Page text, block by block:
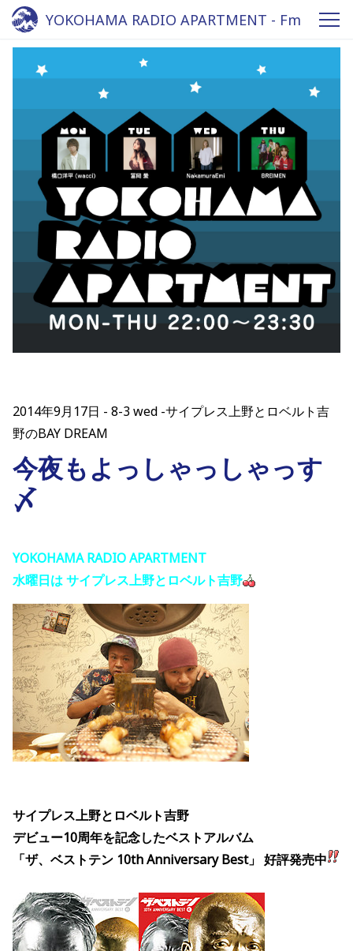
YOKOHAMA RADIO APARTMENT - Fm
yokohama 84.7
2014年9月17日
8-3 wed -サイプレス上野とロベルト吉
野のBAY DREAM
今夜もよっしゃっしゃっす
〆
YOKOHAMA RADIO APARTMENT
水曜日は サイプレス上野とロベルト吉野
サイプレス上野とロベルト吉野
デビュー10周年を記念したベストアルバム
「ザ、ベストテン 10th Anniversary Best」 好評発売中